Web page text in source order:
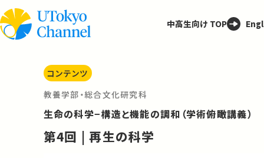
中高生向け TOP
コンテンツ
教養学部・総合文化研究科
生命の科学−構造と機能の調和（学術俯瞰講義）
第4回 | 再生の科学